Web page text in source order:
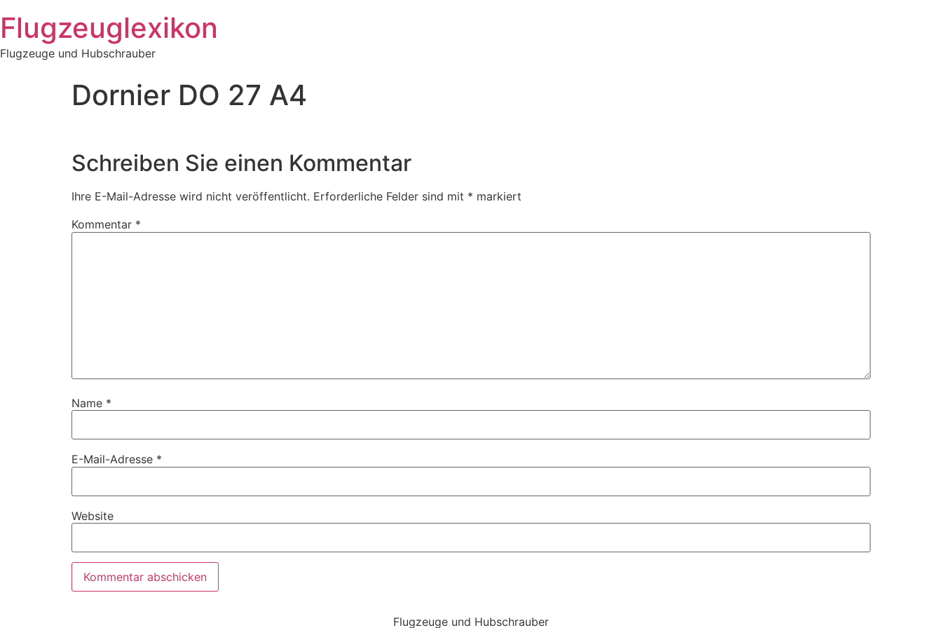
Inhalt
springen
Flugzeuglexikon
Flugzeuge und Hubschrauber
Dornier DO 27 A4
Schreiben Sie einen Kommentar
Ihre E-Mail-Adresse wird nicht veröffentlicht. Erforderliche Felder sind mit * markiert
Kommentar *
Name *
E-Mail-Adresse *
Website
Flugzeuge und Hubschrauber